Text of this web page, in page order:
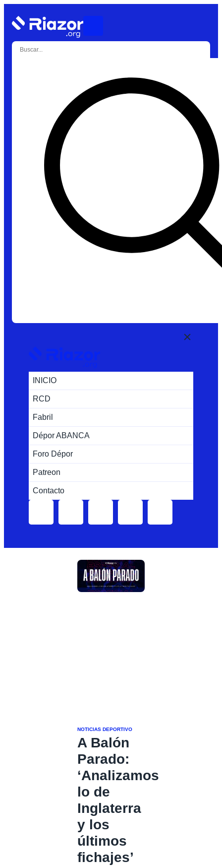
INICIO
RCD
Fabril
Dépor ABANCA
Foro Dépor
Patreon
Contacto
NOTICIAS DEPORTIVO
A Balón
Parado:
‘Analizamos
lo de
Inglaterra
y los
últimos
fichajes’